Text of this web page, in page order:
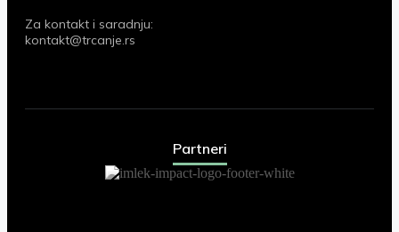
Za kontakt i saradnju:
kontakt@trcanje.rs
Partneri